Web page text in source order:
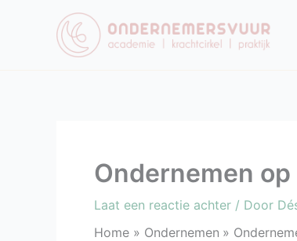
Ondernemen
Laat een reactie achter / Door
Home
Ondernemen